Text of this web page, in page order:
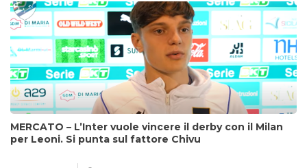
MERCATO – L’Inter vuole vincere il derby con il Milan
per Leoni. Si punta sul fattore Chivu